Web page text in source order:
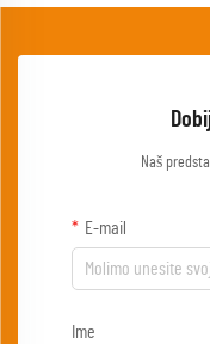
Naš
E-mail
Ime